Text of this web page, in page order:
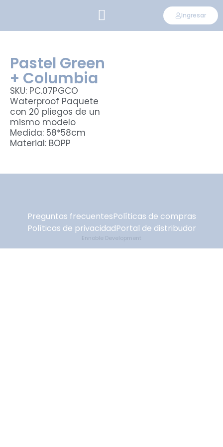
Ingresar
Pastel Green
+ Columbia
SKU: PC.07PGCO
Waterproof Paquete
con 20 pliegos de un
mismo modelo
Medida: 58*58cm
Material: BOPP
Preguntas frecuentesPolíticas de compras
Políticas de privacidadPortal de distribudor
Ennoble Development